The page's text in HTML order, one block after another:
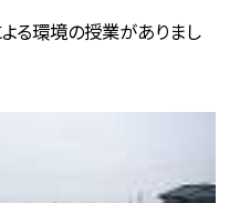
よる環境の授業がありまし